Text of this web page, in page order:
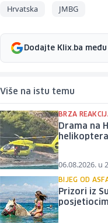
Hrvatska JMBG
Dodajte Klix.ba
Više na istu temu
BRZA
Drama na
06.08.2026. u
BIJEG OD
Prizori iz